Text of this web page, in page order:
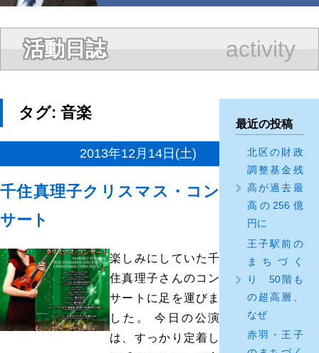
活動日誌 activity
タグ:音楽
2013年12月14日(土)
千住真理子クリスマス・コン
サート
楽しみにしていた千
住真理子さんのコン
サートに足を運びま
した。 今日の公演
は、すっかり定着し
最近の投稿
北区の財政
調整基金残
高が過去最
高の256億
円に
王子駅前の
まちづく
り 50階も
の超高層、
なぜ
赤羽・王子